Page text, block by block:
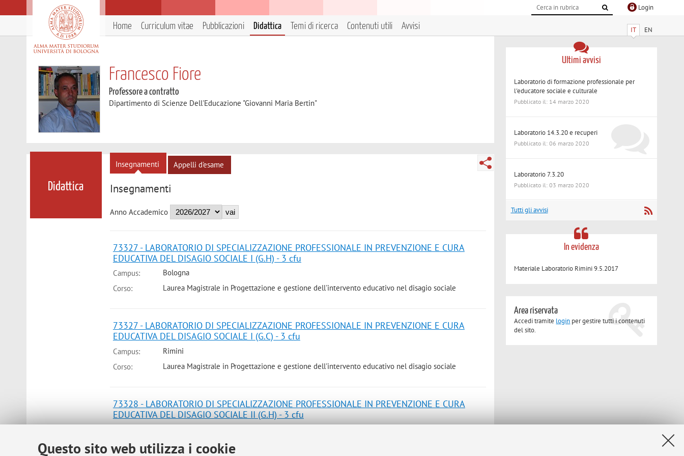
Questo sito web utilizza i cookie
Login
IT EN
Home Curriculum vitae Pubblicazioni Didattica Temi di ricerca Contenuti utili Avvisi
Francesco Fiore
Professore a contratto
Dipartimento di Scienze Dell'Educazione "Giovanni Maria Bertin"
Didattica
Insegnamenti Appelli d'esame
Insegnamenti
Anno Accademico
73327 - LABORATORIO DI SPECIALIZZAZIONE PROFESSIONALE IN PREVENZIONE E CURA
EDUCATIVA DEL DISAGIO SOCIALE I (G.H) - 3 cfu
Campus:
Bologna
Corso:
Laurea Magistrale in Progettazione e gestione dell'intervento educativo nel disagio sociale
73327 - LABORATORIO DI SPECIALIZZAZIONE PROFESSIONALE IN PREVENZIONE E CURA
EDUCATIVA DEL DISAGIO SOCIALE I (G.C) - 3 cfu
Campus:
Rimini
Corso:
Laurea Magistrale in Progettazione e gestione dell'intervento educativo nel disagio sociale
73328 - LABORATORIO DI SPECIALIZZAZIONE PROFESSIONALE IN PREVENZIONE E CURA
EDUCATIVA DEL DISAGIO SOCIALE II (G.H) - 3 cfu
Corso:
Laurea Magistrale in Progettazione e gestione dell'intervento educativo nel disagio sociale
Ultimi avvisi
Laboratorio di formazione professionale per
l'educatore sociale e culturale
Pubblicato il: 14 marzo 2020
Laboratorio 14.3.20 e recuperi
Pubblicato il: 06 marzo 2020
Laboratorio 7.3.20
Pubblicato il: 03 marzo 2020
Tutti gli avvisi
In evidenza
Materiale Laboratorio Rimini 9.5.2017
Area riservata
Accedi tramite login per gestire tutti i contenuti
del sito.